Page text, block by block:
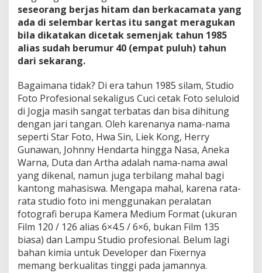
seseorang berjas hitam dan berkacamata yang
ada di selembar kertas itu sangat meragukan
bila dikatakan dicetak semenjak tahun 1985
alias sudah berumur 40 (empat puluh) tahun
dari sekarang.
Bagaimana tidak? Di era tahun 1985 silam, Studio
Foto Profesional sekaligus Cuci cetak Foto seluloid
di Jogja masih sangat terbatas dan bisa dihitung
dengan jari tangan. Oleh karenanya nama-nama
seperti Star Foto, Hwa Sin, Liek Kong, Herry
Gunawan, Johnny Hendarta hingga Nasa, Aneka
Warna, Duta dan Artha adalah nama-nama awal
yang dikenal, namun juga terbilang mahal bagi
kantong mahasiswa. Mengapa mahal, karena rata-
rata studio foto ini menggunakan peralatan
fotografi berupa Kamera Medium Format (ukuran
Film 120 / 126 alias 6×4.5 / 6×6, bukan Film 135
biasa) dan Lampu Studio profesional. Belum lagi
bahan kimia untuk Developer dan Fixernya
memang berkualitas tinggi pada jamannya.